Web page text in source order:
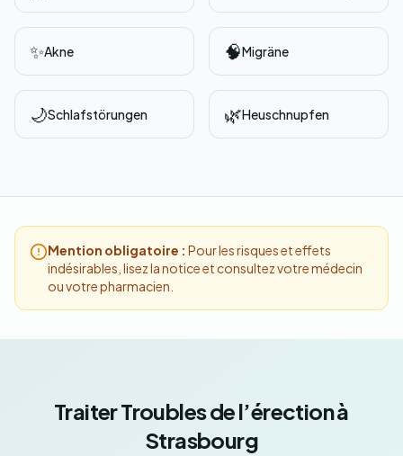
✨Akne 🧠Migräne
🌙Schlafstörungen 🌿Heuschnupfen
Mention obligatoire : Pour les risques et effets
indésirables, lisez la notice et consultez votre médecin
ou votre pharmacien.
Traiter Troubles de l’érection à
Strasbourg